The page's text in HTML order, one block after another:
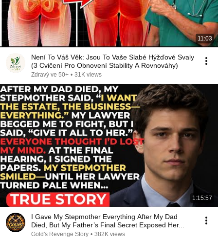
11:03
Není To Váš Věk: Jsou To Vaše Slabé Hýžďové Svaly
(3 Cvičení Pro Obnovení Stability A Rovnováhy)
Zdravý ve 50+ • 31K views
1:15:57
I Gave My Stepmother Everything After My Dad
Died, But My Father’s Final Secret Exposed Her...
Gold's Revenge Story • 382K views